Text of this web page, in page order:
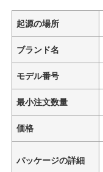
起源の場所
ブランド名
モデル番号
最小注文数量
価格
パッケージの詳細